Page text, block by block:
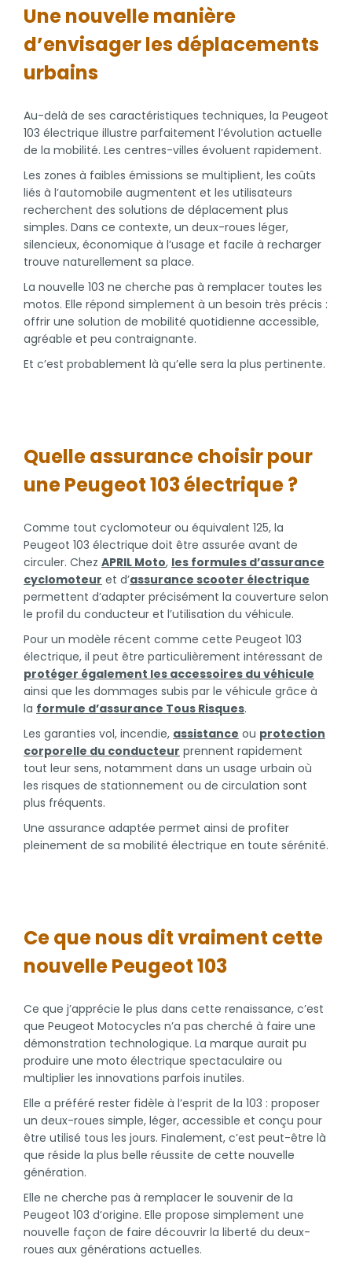
Une nouvelle manière
d’envisager les déplacements
urbains
Au-delà de ses caractéristiques techniques, la Peugeot
103 électrique illustre parfaitement l’évolution actuelle
de la mobilité. Les centres-villes évoluent rapidement.
Les zones à faibles émissions se multiplient, les coûts
liés à l’automobile augmentent et les utilisateurs
recherchent des solutions de déplacement plus
simples. Dans ce contexte, un deux-roues léger,
silencieux, économique à l’usage et facile à recharger
trouve naturellement sa place.
La nouvelle 103 ne cherche pas à remplacer toutes les
motos. Elle répond simplement à un besoin très précis :
offrir une solution de mobilité quotidienne accessible,
agréable et peu contraignante.
Et c’est probablement là qu’elle sera la plus pertinente.
Quelle assurance choisir pour
une Peugeot 103 électrique ?
Comme tout cyclomoteur ou équivalent 125, la
Peugeot 103 électrique doit être assurée avant de
circuler. Chez APRIL Moto, les formules d’assurance
cyclomoteur et d’assurance scooter électrique
permettent d’adapter précisément la couverture selon
le profil du conducteur et l’utilisation du véhicule.
Pour un modèle récent comme cette Peugeot 103
électrique, il peut être particulièrement intéressant de
protéger également les accessoires du véhicule
ainsi que les dommages subis par le véhicule grâce à
la formule d’assurance Tous Risques.
Les garanties vol, incendie, assistance ou protection
corporelle du conducteur prennent rapidement
tout leur sens, notamment dans un usage urbain où
les risques de stationnement ou de circulation sont
plus fréquents.
Une assurance adaptée permet ainsi de profiter
pleinement de sa mobilité électrique en toute sérénité.
Ce que nous dit vraiment cette
nouvelle Peugeot 103
Ce que j’apprécie le plus dans cette renaissance, c’est
que Peugeot Motocycles n’a pas cherché à faire une
démonstration technologique. La marque aurait pu
produire une moto électrique spectaculaire ou
multiplier les innovations parfois inutiles.
Elle a préféré rester fidèle à l’esprit de la 103 : proposer
un deux-roues simple, léger, accessible et conçu pour
être utilisé tous les jours. Finalement, c’est peut-être là
que réside la plus belle réussite de cette nouvelle
génération.
Elle ne cherche pas à remplacer le souvenir de la
Peugeot 103 d’origine. Elle propose simplement une
nouvelle façon de faire découvrir la liberté du deux-
roues aux générations actuelles.